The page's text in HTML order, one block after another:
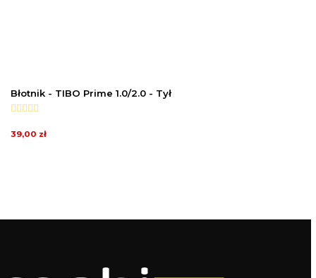
Błotnik - TIBO Prime 1.0/2.0 - Tył
39,00 zł